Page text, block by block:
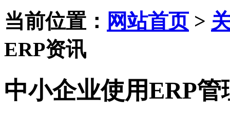
当前位置： 网站首页>
ERP资讯
中小企业使用ERP